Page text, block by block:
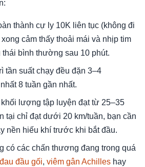
thành cự ly 10K liên tục (không đi
cảm thấy thoải mái và nhịp tim
thái bình thường sau 10 phút.
tần suất chạy đều đặn 3–4
8 tuần gần nhất.
lượng tập luyện đạt từ 25–35
tại chỉ đạt dưới 20 km/tuần, bạn cần
nền hiếu khí trước khi bắt đầu.
có các chấn thương đang trong quá
đau đầu gối, viêm gân Achilles hay